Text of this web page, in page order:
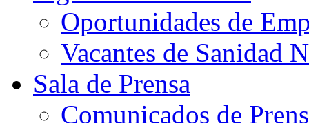
Oportunidades de
Vacantes de Sanidad
Sala de Prensa
Comunicados de